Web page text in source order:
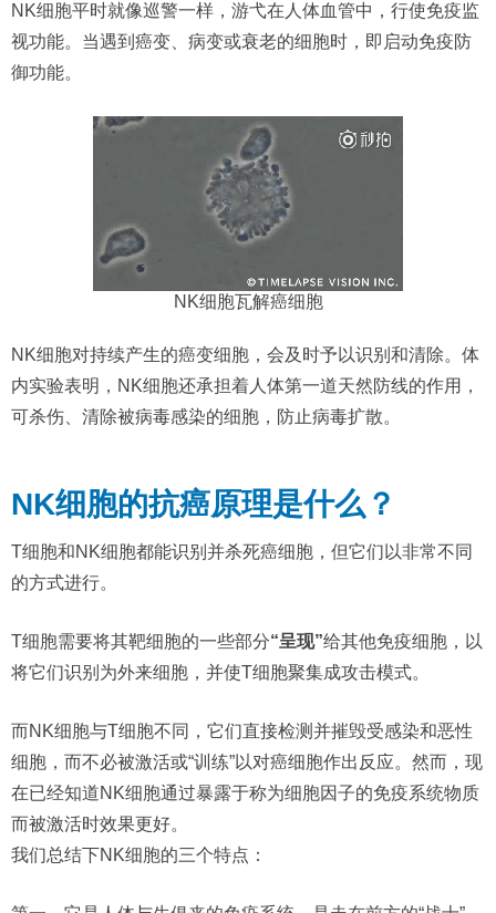
NK细胞平时就像巡警一样，游弋在人体血管中，行使免疫监
视功能。当遇到癌变、病变或衰老的细胞时，即启动免疫防
御功能。
NK细胞瓦解癌细胞
NK细胞对持续产生的癌变细胞，会及时予以识别和清除。体
内实验表明，NK细胞还承担着人体第一道天然防线的作用，
可杀伤、清除被病毒感染的细胞，防止病毒扩散。
NK细胞的抗癌原理是什么？
T细胞和NK细胞都能识别并杀死癌细胞，但它们以非常不同
的方式进行。
T细胞需要将其靶细胞的一些部分“呈现”给其他免疫细胞，以
将它们识别为外来细胞，并使T细胞聚集成攻击模式。
而NK细胞与T细胞不同，它们直接检测并摧毁受感染和恶性
细胞，而不必被激活或“训练”以对癌细胞作出反应。然而，现
在已经知道NK细胞通过暴露于称为细胞因子的免疫系统物质
而被激活时效果更好。
我们总结下NK细胞的三个特点：